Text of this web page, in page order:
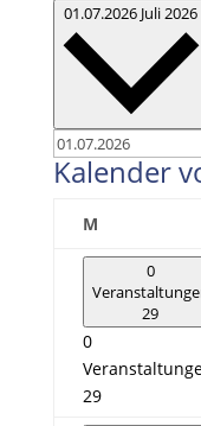
01.07.2026 Juli 2026
Kalender
MMontag
0
29
0
29